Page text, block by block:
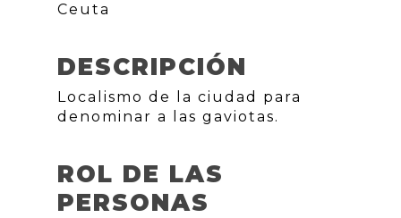
Ceuta
DESCRIPCIÓN
Localismo de la ciudad para
denominar a las gaviotas.
ROL DE LAS
PERSONAS